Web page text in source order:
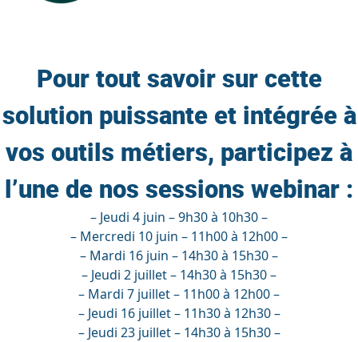
Pour tout savoir sur cette
solution puissante et intégrée à
vos outils métiers, participez à
l’une de nos sessions webinar :
– Jeudi 4 juin – 9h30 à 10h30 –
– Mercredi 10 juin – 11h00 à 12h00 –
– Mardi 16 juin – 14h30 à 15h30 –
– Jeudi 2 juillet – 14h30 à 15h30 –
– Mardi 7 juillet – 11h00 à 12h00 –
– Jeudi 16 juillet – 11h30 à 12h30 –
– Jeudi 23 juillet – 14h30 à 15h30 –